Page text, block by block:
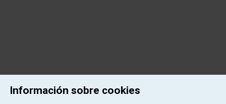
Información sobre cookies